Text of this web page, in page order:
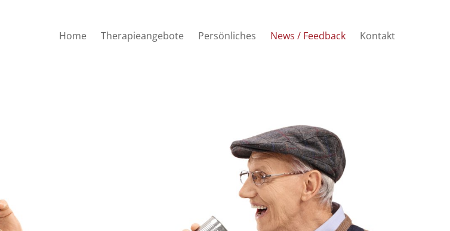
Home Therapieangebote Persönliches News / Feedback Kontakt